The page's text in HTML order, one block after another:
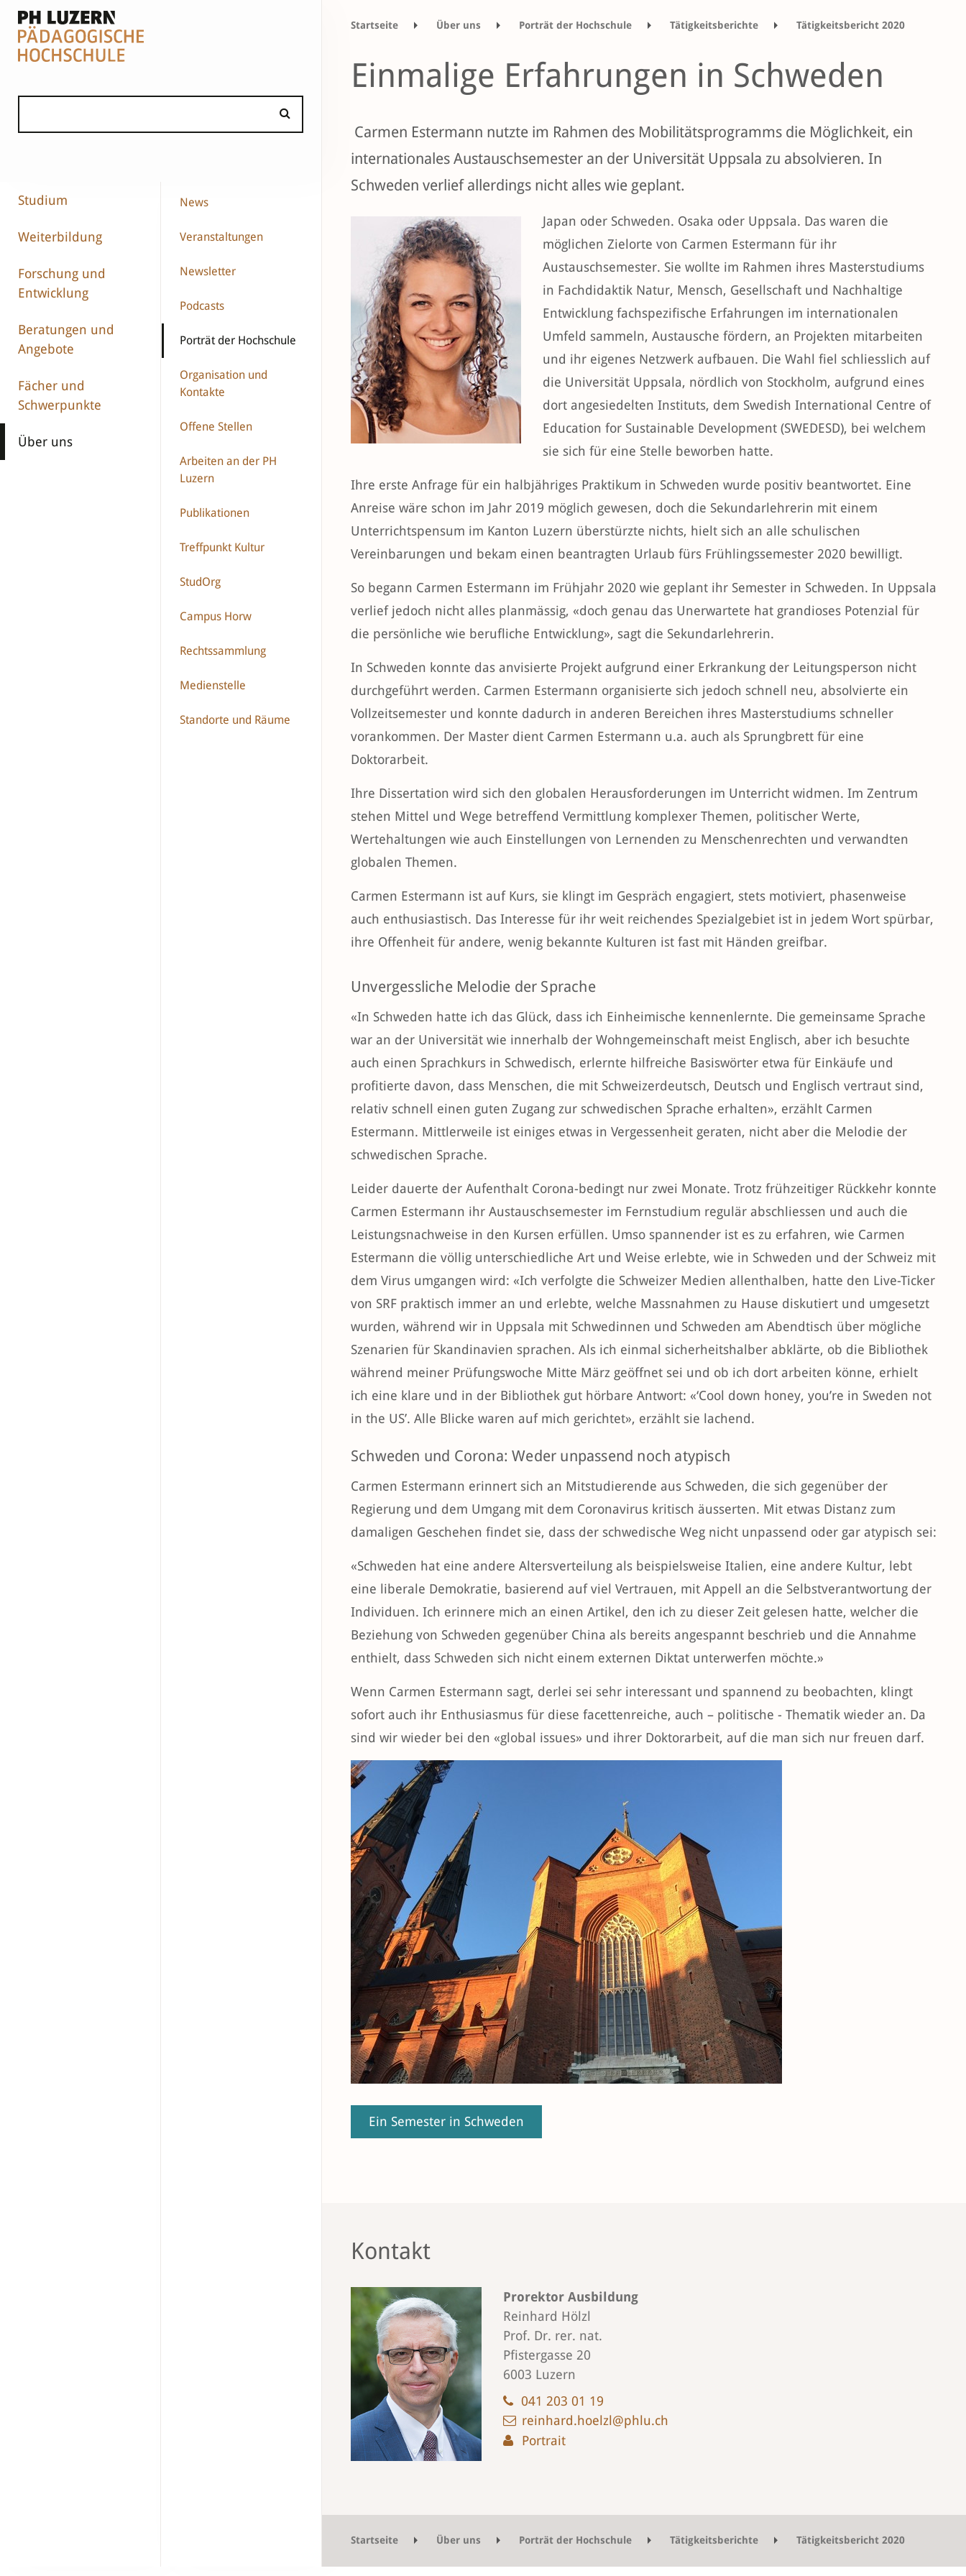
Studium
Weiterbildung
Forschung und
Entwicklung
Beratungen und
Angebote
Fächer und
Schwerpunkte
Über uns
News
Veranstaltungen
Newsletter
Podcasts
Porträt der Hochschule
Organisation und
Kontakte
Offene Stellen
Arbeiten an der PH
Luzern
Publikationen
Treffpunkt Kultur
StudOrg
Campus Horw
Rechtssammlung
Medienstelle
Standorte und Räume
Startseite Über uns Porträt der Hochschule Tätigkeitsberichte
Tätigkeitsbericht 2020
Einmalige Erfahrungen in Schweden
Carmen Estermann nutzte im Rahmen des Mobilitätsprogramms die Möglichkeit, ein
internationales Austauschsemester an der Universität Uppsala zu absolvieren. In
Schweden verlief allerdings nicht alles wie geplant.
Japan oder Schweden. Osaka oder Uppsala. Das waren die
möglichen Zielorte von Carmen Estermann für ihr
Austauschsemester. Sie wollte im Rahmen ihres Masterstudiums
in Fachdidaktik Natur, Mensch, Gesellschaft und Nachhaltige
Entwicklung fachspezifische Erfahrungen im internationalen
Umfeld sammeln, Austausche fördern, an Projekten mitarbeiten
und ihr eigenes Netzwerk aufbauen. Die Wahl fiel schliesslich auf
die Universität Uppsala, nördlich von Stockholm, aufgrund eines
dort angesiedelten Instituts, dem Swedish International Centre of
Education for Sustainable Development (SWEDESD), bei welchem
sie sich für eine Stelle beworben hatte.
Ihre erste Anfrage für ein halbjähriges Praktikum in Schweden wurde positiv beantwortet. Eine
Anreise wäre schon im Jahr 2019 möglich gewesen, doch die Sekundarlehrerin mit einem
Unterrichtspensum im Kanton Luzern überstürzte nichts, hielt sich an alle schulischen
Vereinbarungen und bekam einen beantragten Urlaub fürs Frühlingssemester 2020 bewilligt.
So begann Carmen Estermann im Frühjahr 2020 wie geplant ihr Semester in Schweden. In Uppsala
verlief jedoch nicht alles planmässig, «doch genau das Unerwartete hat grandioses Potenzial für
die persönliche wie berufliche Entwicklung», sagt die Sekundarlehrerin.
In Schweden konnte das anvisierte Projekt aufgrund einer Erkrankung der Leitungsperson nicht
durchgeführt werden. Carmen Estermann organisierte sich jedoch schnell neu, absolvierte ein
Vollzeitsemester und konnte dadurch in anderen Bereichen ihres Masterstudiums schneller
vorankommen. Der Master dient Carmen Estermann u.a. auch als Sprungbrett für eine
Doktorarbeit.
Ihre Dissertation wird sich den globalen Herausforderungen im Unterricht widmen. Im Zentrum
stehen Mittel und Wege betreffend Vermittlung komplexer Themen, politischer Werte,
Wertehaltungen wie auch Einstellungen von Lernenden zu Menschenrechten und verwandten
globalen Themen.
Carmen Estermann ist auf Kurs, sie klingt im Gespräch engagiert, stets motiviert, phasenweise
auch enthusiastisch. Das Interesse für ihr weit reichendes Spezialgebiet ist in jedem Wort spürbar,
ihre Offenheit für andere, wenig bekannte Kulturen ist fast mit Händen greifbar.
Unvergessliche Melodie der Sprache
«In Schweden hatte ich das Glück, dass ich Einheimische kennenlernte. Die gemeinsame Sprache
war an der Universität wie innerhalb der Wohngemeinschaft meist Englisch, aber ich besuchte
auch einen Sprachkurs in Schwedisch, erlernte hilfreiche Basiswörter etwa für Einkäufe und
profitierte davon, dass Menschen, die mit Schweizerdeutsch, Deutsch und Englisch vertraut sind,
relativ schnell einen guten Zugang zur schwedischen Sprache erhalten», erzählt Carmen
Estermann. Mittlerweile ist einiges etwas in Vergessenheit geraten, nicht aber die Melodie der
schwedischen Sprache.
Leider dauerte der Aufenthalt Corona-bedingt nur zwei Monate. Trotz frühzeitiger Rückkehr konnte
Carmen Estermann ihr Austauschsemester im Fernstudium regulär abschliessen und auch die
Leistungsnachweise in den Kursen erfüllen. Umso spannender ist es zu erfahren, wie Carmen
Estermann die völlig unterschiedliche Art und Weise erlebte, wie in Schweden und der Schweiz mit
dem Virus umgangen wird: «Ich verfolgte die Schweizer Medien allenthalben, hatte den Live-Ticker
von SRF praktisch immer an und erlebte, welche Massnahmen zu Hause diskutiert und umgesetzt
wurden, während wir in Uppsala mit Schwedinnen und Schweden am Abendtisch über mögliche
Szenarien für Skandinavien sprachen. Als ich einmal sicherheitshalber abklärte, ob die Bibliothek
während meiner Prüfungswoche Mitte März geöffnet sei und ob ich dort arbeiten könne, erhielt
ich eine klare und in der Bibliothek gut hörbare Antwort: «‘Cool down honey, you’re in Sweden not
in the US’. Alle Blicke waren auf mich gerichtet», erzählt sie lachend.
Schweden und Corona: Weder unpassend noch atypisch
Carmen Estermann erinnert sich an Mitstudierende aus Schweden, die sich gegenüber der
Regierung und dem Umgang mit dem Coronavirus kritisch äusserten. Mit etwas Distanz zum
damaligen Geschehen findet sie, dass der schwedische Weg nicht unpassend oder gar atypisch sei:
«Schweden hat eine andere Altersverteilung als beispielsweise Italien, eine andere Kultur, lebt
eine liberale Demokratie, basierend auf viel Vertrauen, mit Appell an die Selbstverantwortung der
Individuen. Ich erinnere mich an einen Artikel, den ich zu dieser Zeit gelesen hatte, welcher die
Beziehung von Schweden gegenüber China als bereits angespannt beschrieb und die Annahme
enthielt, dass Schweden sich nicht einem externen Diktat unterwerfen möchte.»
Wenn Carmen Estermann sagt, derlei sei sehr interessant und spannend zu beobachten, klingt
sofort auch ihr Enthusiasmus für diese facettenreiche, auch – politische - Thematik wieder an. Da
sind wir wieder bei den «global issues» und ihrer Doktorarbeit, auf die man sich nur freuen darf.
Ein Semester in Schweden
Kontakt
Prorektor Ausbildung
Reinhard Hölzl
Prof. Dr. rer. nat.
Pfistergasse 20
6003 Luzern
041 203 01 19
reinhard.hoelzl@phlu.ch
Portrait
Startseite Über uns Porträt der Hochschule Tätigkeitsberichte
Tätigkeitsbericht 2020